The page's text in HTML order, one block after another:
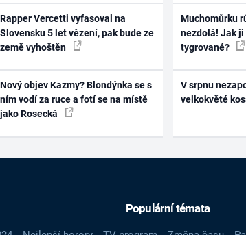
Rapper Vercetti vyfasoval na
Slovensku 5 let vězení, pak bude ze
země vyhoštěn
Nový objev Kazmy? Blondýnka se s
ním vodí za ruce a fotí se na místě
jako Rosecká
Muchomůrku
nezdolá! Jak ji
tygrované?
V srpnu
velkokvěté
Populární témata